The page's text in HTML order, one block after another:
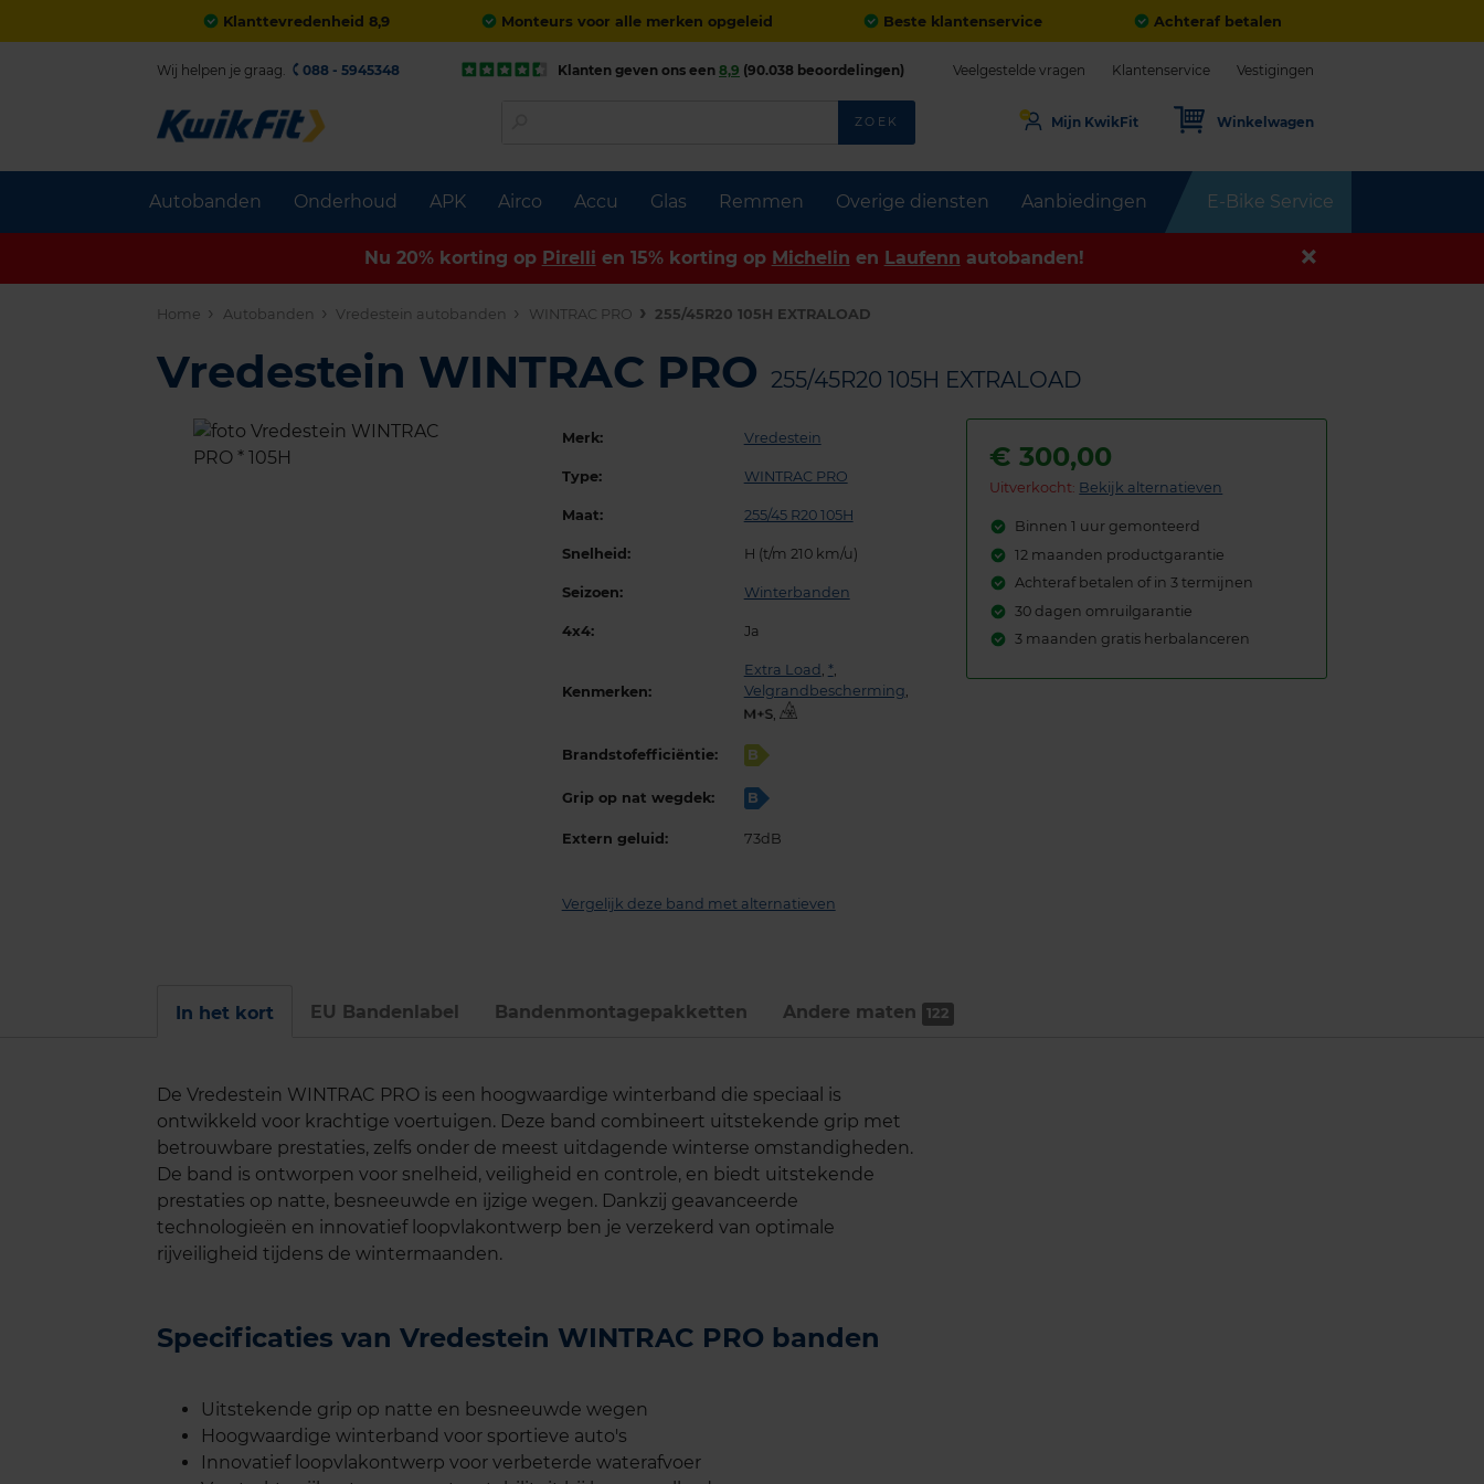
Klanttevredenheid 8,9 Monteurs voor alle merken opgeleid Beste klantenservice Achteraf betalen
Autobanden Onderhoud APK Airco Accu Glas Remmen Overige diensten Aanbiedingen E-Bike Service
Wij helpen je graag. 088 - 5945348 Klanten geven ons een 8,9 (90.038 beoordelingen) Veelgestelde vragen Klantenservice Vestigingen
ZOEK Mijn KwikFit Winkelwagen
Nu 20% korting op Pirelli en 15% korting op Michelin en Laufenn autobanden!
Home Autobanden Vredestein autobanden WINTRAC PRO 255/45R20 105H EXTRALOAD
Vredestein WINTRAC PRO 255/45R20 105H EXTRALOAD
Merk: Vredestein
Type: WINTRAC PRO
Maat: 255/45 R20 105H
Snelheid: H (t/m 210 km/u)
Seizoen: Winterbanden
4x4: Ja
Kenmerken:
Extra Load , *,
Velgrandbescherming,
,
Brandstofefficiëntie: B
Grip op nat wegdek: B
Extern geluid: 73dB
Vergelijk deze band met alternatieven
€300,00
Uitverkocht: Bekijk alternatieven
Binnen 1 uur gemonteerd
12 maanden productgarantie
Achteraf betalen of in 3 termijnen
30 dagen omruilgarantie
3 maanden gratis herbalanceren
In het kort EU Bandenlabel Bandenmontage­pakketten Andere maten 122
De Vredestein WINTRAC PRO is een hoogwaardige winterband die speciaal is
ontwikkeld voor krachtige voertuigen. Deze band combineert uitstekende grip met
betrouwbare prestaties, zelfs onder de meest uitdagende winterse omstandigheden.
De band is ontworpen voor snelheid, veiligheid en controle, en biedt uitstekende
prestaties op natte, besneeuwde en ijzige wegen. Dankzij geavanceerde
technologieën en innovatief loopvlakontwerp ben je verzekerd van optimale
rijveiligheid tijdens de wintermaanden.
Specificaties van Vredestein WINTRAC PRO banden
Uitstekende grip op natte en besneeuwde wegen
Hoogwaardige winterband voor sportieve auto's
Innovatief loopvlakontwerp voor verbeterde waterafvoer